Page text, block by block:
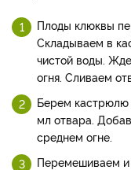
Плоды клюквы
Складываем в
чистой воды.
огня. Сливаем
Берем кастрюлю
мл отвара.
среднем огне.
Перемешиваем и